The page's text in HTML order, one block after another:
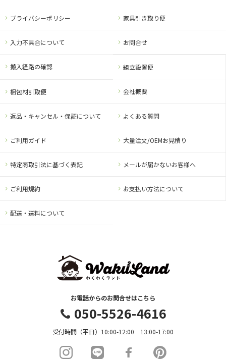
お電話からのお問合せはこちら
050-5526-4616
受付時間（平日）10:00-12:00 13:00-17:00
組立設置便
ご利用ガイド
ご利用規約
会社概要
大量注文/OEMお見積り
お支払い方法について
よくある質問
特定商取引法に基づく表記
配送・送料について
梱包材引取便
メールが届かないお客様へ
返品・キャンセル・保証について
プライバシーポリシー 家具引き取り便
入力不具合について お問合せ
搬入経路の確認